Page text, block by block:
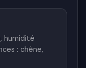
, humidité
: chêne,